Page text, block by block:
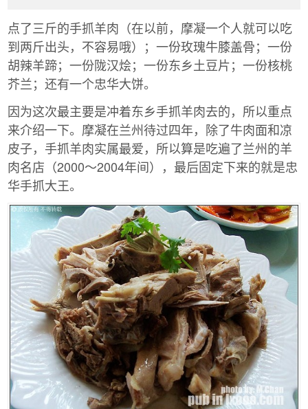
点了三斤的手抓羊肉（在以前，摩凝一个人就可以吃
到两斤出头，不容易哦）；一份玫瑰牛膝盖骨；一份
胡辣羊蹄；一份陇汉烩；一份东乡土豆片；一份核桃
芥兰；还有一个忠华大饼。
因为这次最主要是冲着东乡手抓羊肉去的，所以重点
来介绍一下。摩凝在兰州待过四年，除了牛肉面和凉
皮子，手抓羊肉实属最爱，所以算是吃遍了兰州的羊
肉名店（2000～2004年间），最后固定下来的就是忠
华手抓大王。